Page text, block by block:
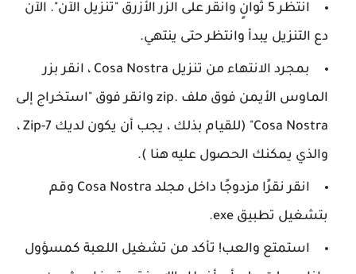
انتظر 5 ثوانٍ وانقر على الزر الأزرق "تنزيل الآن". الآن
دع التنزيل يبدأ وانتظر حتى ينتهي.
بمجرد الانتهاء من تنزيل Cosa Nostra ، انقر بزر
الماوس الأيمن فوق ملف .zip وانقر فوق "استخراج إلى
Cosa Nostra" (للقيام بذلك ، يجب أن يكون لديك 7-Zip ،
والذي يمكنك الحصول عليه هنا ).
انقر نقرًا مزدوجًا داخل مجلد Cosa Nostra وقم
بتشغيل تطبيق exe.
استمتع والعب! تأكد من تشغيل اللعبة كمسؤول